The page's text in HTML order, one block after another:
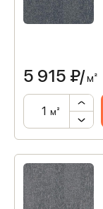
5 915 ₽/м²
м²